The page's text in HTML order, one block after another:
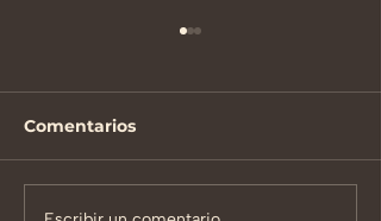
Comentarios